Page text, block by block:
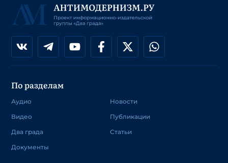
По разделам
Аудио
Видео
Два града
Документы
Новости
Публикации
Статьи